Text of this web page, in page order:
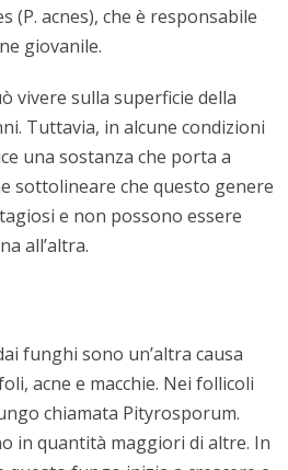
(P. acnes), che è responsabile
giovanile.
vivere sulla superficie della
Tuttavia, in alcune condizioni
una sostanza che porta a
sottolineare che questo genere
e non possono essere
all’altra.
funghi sono un’altra causa
acne e macchie. Nei follicoli
chiamata Pityrosporum.
in quantità maggiori di altre. In